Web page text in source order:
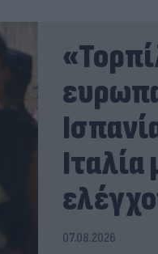
07.08.2026